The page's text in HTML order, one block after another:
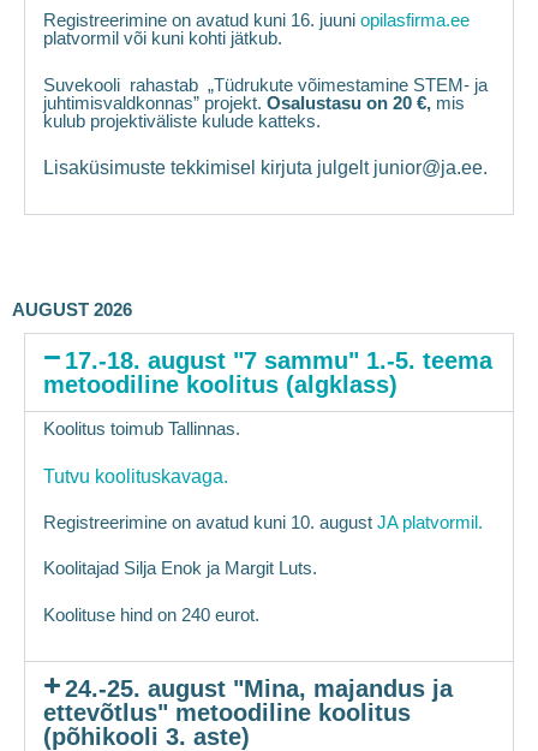
Registreerimine on avatud kuni 16. juuni opilasfirma.ee
platvormil või kuni kohti jätkub.
Suvekooli rahastab „Tüdrukute võimestamine STEM- ja
juhtimisvaldkonnas” projekt. Osalustasu on 20 €, mis
kulub projektiväliste kulude katteks.
Lisaküsimuste tekkimisel kirjuta julgelt junior@ja.ee.
AUGUST 2026
17.-18. august "7 sammu" 1.-5. teema
metoodiline koolitus (algklass)
Koolitus toimub Tallinnas.
Tutvu koolituskavaga.
Registreerimine on avatud kuni 10. august JA platvormil.
Koolitajad Silja Enok ja Margit Luts.
Koolituse hind on 240 eurot.
24.-25. august "Mina, majandus ja
ettevõtlus" metoodiline koolitus
(põhikooli 3. aste)